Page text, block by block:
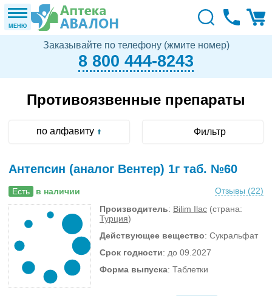
МЕНЮ
Заказывайте по телефону (жмите номер)
8 800 444-8243
Противоязвенные препараты
по алфавиту Фильтр
Антепсин (аналог Вентер) 1г таб. №60
Есть в наличии Отзывы (22)
Производитель: Bilim Ilaс (страна:
Турция)
Действующее вещество: Сукральфат
Срок годности: до 09.2027
Форма выпуска: Таблетки